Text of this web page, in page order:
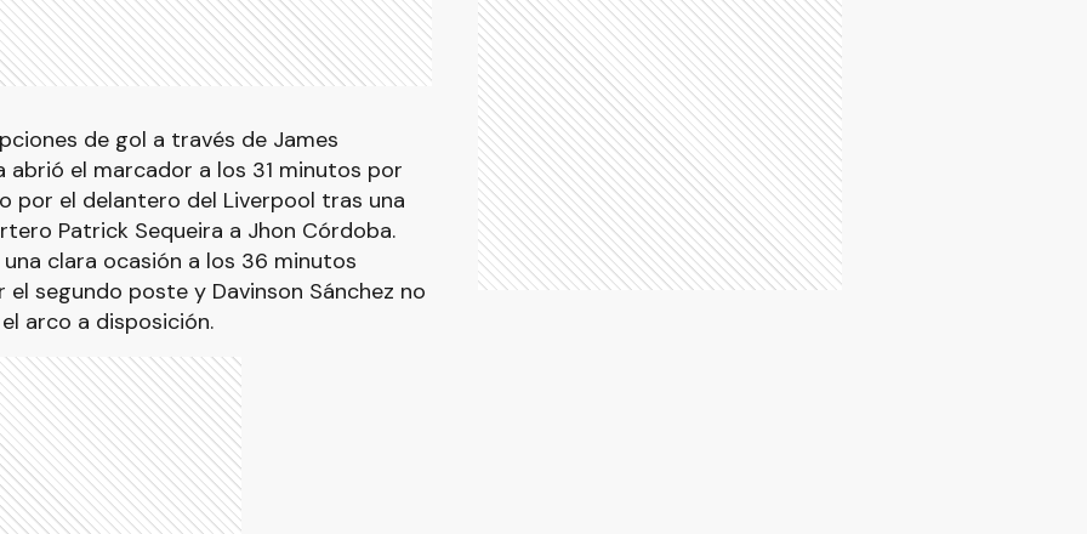
de gol a través de James
abrió el marcador a los 31 minutos por
por el delantero del Liverpool tras una
Patrick Sequeira a Jhon Córdoba.
clara ocasión a los 36 minutos
segundo poste y Davinson Sánchez no
arco a disposición.